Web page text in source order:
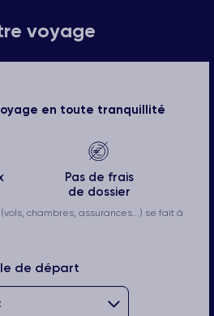
voyage
en toute tranquillité
Pas de frais
de dossier
chambres, assurances...) se fait à
de départ